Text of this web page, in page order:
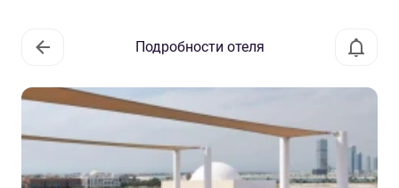
Подробности отеля